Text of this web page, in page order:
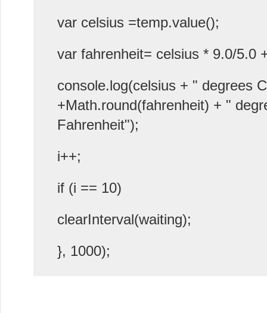
var celsius =temp.value();
var fahrenheit= celsius * 9.0/5.0
console.log(celsius + " degrees
+Math.round(fahrenheit) + "
Fahrenheit");
i++;
if (i == 10)
clearInterval(waiting);
}, 1000);